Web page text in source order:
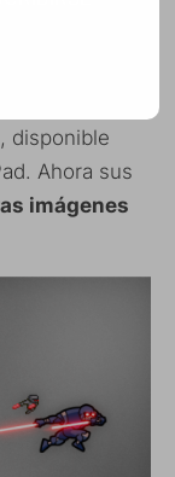
, disponible
Ahora sus
imágenes